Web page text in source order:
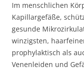
Im menschlichen
Kapillargefäße,
gesunde
winzigsten,
prophylaktisch als
Venenleiden und